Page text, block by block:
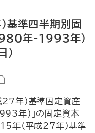
基準四半期別固
年-1993年）
）
年）基準固定資産
年）」の固定資本
年（平成27年）基準